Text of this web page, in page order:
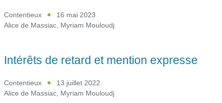
Contentieux
16 mai 2023
Alice de Massiac, Myriam Mouloudj
Intérêts de retard et mention expresse
Contentieux
13 juillet 2022
Alice de Massiac, Myriam Mouloudj